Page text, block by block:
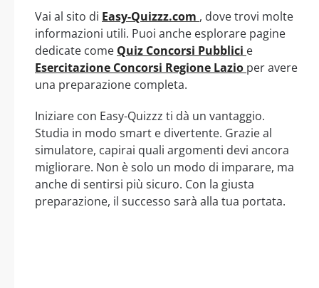
Vai al sito di Easy-Quizzz.com , dove trovi molte
informazioni utili. Puoi anche esplorare pagine
dedicate come Quiz Concorsi Pubblici e
Esercitazione Concorsi Regione Lazio per avere
una preparazione completa.
Iniziare con Easy-Quizzz ti dà un vantaggio.
Studia in modo smart e divertente. Grazie al
simulatore, capirai quali argomenti devi ancora
migliorare. Non è solo un modo di imparare, ma
anche di sentirsi più sicuro. Con la giusta
preparazione, il successo sarà alla tua portata.